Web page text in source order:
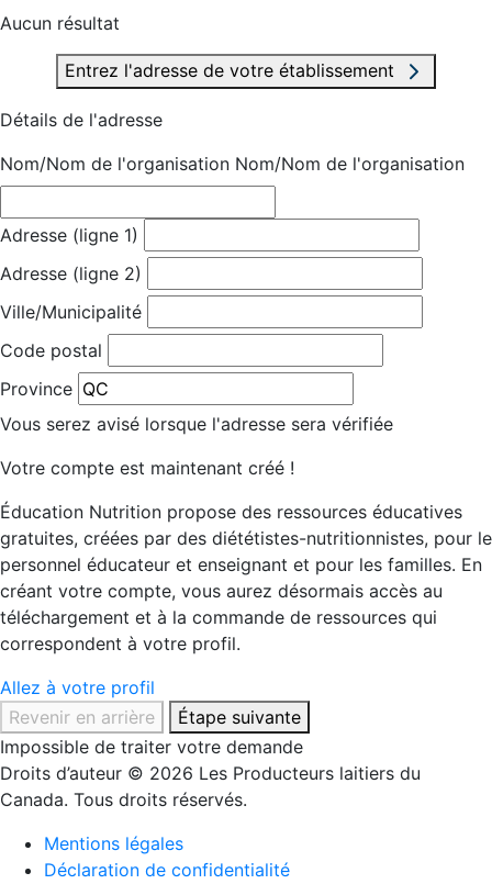
Aucun résultat
Entrez l'adresse de votre établissement
Détails de l'adresse
Nom/Nom de l'organisation Nom/Nom de l'organisation
Adresse (ligne 1)
Adresse (ligne 2)
Ville/Municipalité
Code postal
Province
Vous serez avisé lorsque l'adresse sera vérifiée
Votre compte est maintenant créé !
Éducation Nutrition propose des ressources éducatives
gratuites, créées par des diététistes-nutritionnistes, pour le
personnel éducateur et enseignant et pour les familles. En
créant votre compte, vous aurez désormais accès au
téléchargement et à la commande de ressources qui
correspondent à votre profil.
Allez à votre profil
Revenir en arrière
Étape suivante
Impossible de traiter votre demande
Droits d’auteur © 2026 Les Producteurs laitiers du
Canada. Tous droits réservés.
Mentions légales
Déclaration de confidentialité